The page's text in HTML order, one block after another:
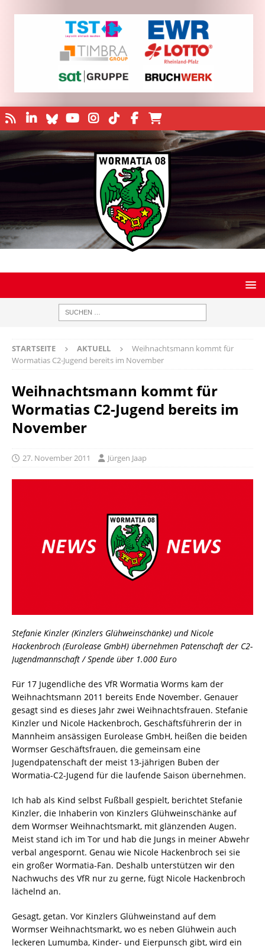
STARTSEITE AKTUELL
Weihnachtsmann kommt für
Wormatias C2-Jugend bereits im November
Weihnachtsmann kommt für
Wormatias C2-Jugend bereits im
November
27. November 2011 Jürgen Jaap
Stefanie Kinzler (Kinzlers Glühweinschänke) und Nicole
Hackenbroch (Eurolease GmbH) übernehmen Patenschaft der C2-
Jugendmannschaft / Spende über 1.000 Euro
Für 17 Jugendliche des VfR Wormatia Worms kam der
Weihnachtsmann 2011 bereits Ende November. Genauer
gesagt sind es dieses Jahr zwei Weihnachtsfrauen. Stefanie
Kinzler und Nicole Hackenbroch, Geschäftsführerin der in
Mannheim ansässigen Eurolease GmbH, heißen die beiden
Wormser Geschäftsfrauen, die gemeinsam eine
Jugendpatenschaft der meist 13-jährigen Buben der
Wormatia-C2-Jugend für die laufende Saison übernehmen.
Ich hab als Kind selbst Fußball gespielt, berichtet Stefanie
Kinzler, die Inhaberin von Kinzlers Glühweinschänke auf
dem Wormser Weihnachtsmarkt, mit glänzenden Augen.
Meist stand ich im Tor und hab die Jungs in meiner Abwehr
verbal angespornt. Genau wie Nicole Hackenbroch sei sie
ein großer Wormatia-Fan. Deshalb unterstützen wir den
Nachwuchs des VfR nur zu gerne, fügt Nicole Hackenbroch
lächelnd an.
Gesagt, getan. Vor Kinzlers Glühweinstand auf dem
Wormser Weihnachtsmarkt, wo es neben Glühwein auch
leckeren Lumumba, Kinder- und Eierpunsch gibt, wird ein